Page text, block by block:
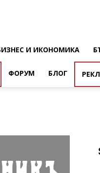
И ИКОНОМИКА
ФОРУМ БЛОГ